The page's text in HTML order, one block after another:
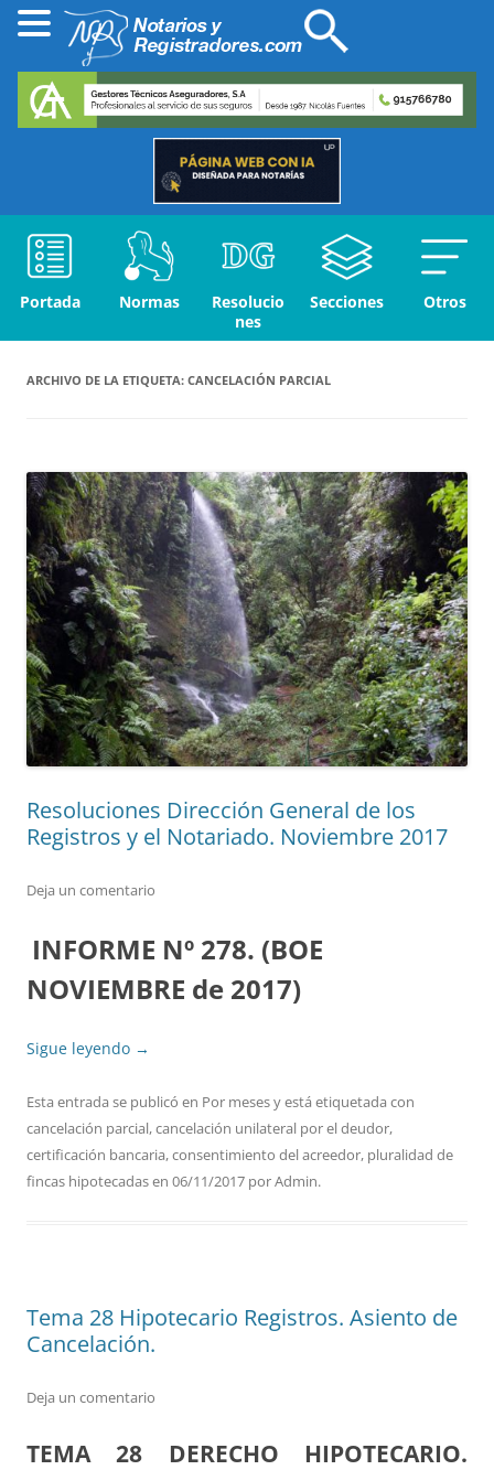
Portada Normas
Resolucio
nes
Secciones Otros
ARCHIVO DE LA ETIQUETA: CANCELACIÓN PARCIAL
Resoluciones Dirección General de los
Registros y el Notariado. Noviembre 2017
Deja un comentario
INFORME Nº 278. (BOE
NOVIEMBRE de 2017)
Sigue leyendo →
Esta entrada se publicó en Por mesesy está etiquetada con
cancelación parcial,cancelación unilateral por el deudor,
certificación bancaria,consentimiento del acreedor, pluralidad de
fincas hipotecadasen 06/11/2017 porAdmin.
Tema 28 Hipotecario Registros. Asiento de
Cancelación.
Deja un comentario
TEMA 28 DERECHO HIPOTECARIO.